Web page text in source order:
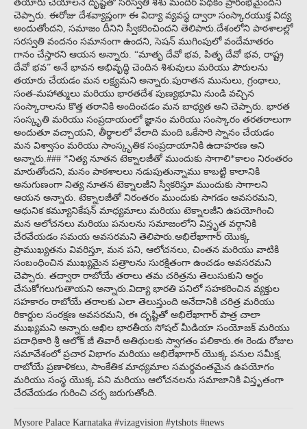
తయారు చేయాలనే దృష్టితో సరస్వతి శిశు మందిర్ పథకం ప్రారంభమైందని
చెప్పారు. ఈరోజు దేశవ్యాప్తంగా ఈ విద్యా వ్యవస్థ ద్వారా సంస్కారయుక్త విద్య
అందుతోందని, సమాజం దీనిని స్వీకరించిందని తెలిపారు.దేశంలోని పాఠశాలల్లో
సరస్వతి వందనం సమానంగా ఉందని, సెషన్ ముగింపులో వందేమాతరం
గానం చేస్తారని ఆయన అన్నారు. “మాతృ దేవో భవ, పితృ దేవో భవ, రాష్ట్ర
దేవో భవ” అనే భావన అభివృద్ధి చెందిన శిశువులు మరియు పౌరులను
తయారు చేయడం మన లక్ష్యమని అన్నారు.పురాతన మునులు, గ్రంథాలు,
సంత-మహాత్ములు మరియు భారతదేశ పుణ్యభూమి నుండి వచ్చిన
సంస్కారాలను కొత్త తరానికి అందించడం మన బాధ్యత అని చెప్పారు. భారత
సంస్కృతి మరియు సంప్రదాయంలో జ్ఞానం మరియు సంస్కారం తరతరాలుగా
అందుతూ వచ్చాయని, తీర్థాలలో వేలాది మంది ఒకేసారి స్నానం చేయడం
మన విశ్వాసం మరియు సాంస్కృతిక సంప్రదాయానికి ఉదాహరణ అని
అన్నారు.### *నిత్య నూతన టెక్నాలజీతో ముందుకు సాగాలి*కాలం నిరంతరం
మారుతోందని, మనం పాఠశాలలు నడుపుతున్నాము కాబట్టి కాలానికి
అనుగుణంగా నిత్య నూతన టెక్నాలజీని స్వీకరిస్తూ ముందుకు సాగాలని
ఆయన అన్నారు. టెక్నాలజీతో నిరంతరం ముందుకు సాగడం అవసరమని,
ఆధునిక కమ్యూనికేషన్ మాధ్యమాలు మరియు టెక్నాలజీని ఉపయోగించి
మన ఆలోచనలు మరియు పనులను సమాజంలోని విస్తృత వర్గానికి
చేరవేయడం సమయ అవసరమని తెలిపారు.అభిలేఖాగార్ యొక్క
ప్రాముఖ్యతను వివరిస్తూ, మన పని, ఆలోచనలు, చింతన మరియు వాటికి
సంబంధించిన ముఖ్యమైన పత్రాలను సురక్షితంగా ఉంచడం అవసరమని
చెప్పారు. తద్వారా రాబోయే తరాలు తమ చరిత్రను తెలుసుకుని అర్థం
చేసుకోగలుగుతాయని అన్నారు.విద్యా భారతి పనిలో సహకరించిన వ్యక్తుల
సహకారం రాబోయే తరాలకు ఎలా తెలుస్తుంది అనేదానికి చరిత్ర మరియు
రికార్డుల సంరక్షణ అవసరమని, ఈ దృష్టితో అభిలేఖాగార్ పాత్ర చాలా
ముఖ్యమని అన్నారు.అఖిల భారతీయ సోషల్ మీడియా సంయోజక్ మరియు
పదాధికారి శ్రీ ఆలోక్ జీ తివారీ అతిథులకు స్వాగతం పలికారు.ఈ రెండు రోజుల
సమావేశంలో ప్రచార విభాగం మరియు అభిలేఖాగార్ యొక్క పనుల సమీక్ష,
రాబోయే ప్రణాళికలు, సాంకేతిక మాధ్యమాల సమర్థవంతమైన ఉపయోగం
మరియు సంస్థ యొక్క పని మరియు ఆలోచనలను సమాజానికి విస్తృతంగా
చేరవేయడం గురించి చర్చ జరుగుతోంది.
Mysore Palace Karnataka #vizagvision #ytshots #news